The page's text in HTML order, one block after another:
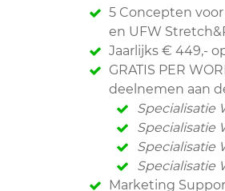
5 Concepten
en UFW
Jaarlijks € 449,-
GRATIS PER
deelnemen aan
Specialisatie
Specialisatie
Specialisatie
Specialisatie
Marketing